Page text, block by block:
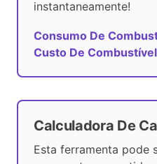
instantaneamente!
Consumo De
Custo De
Calculadora De
Esta ferramenta pode